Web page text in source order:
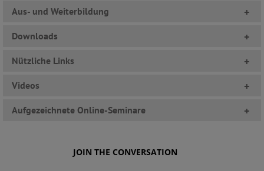
Aus- und Weiterbildung +
Downloads +
Nützliche Links +
Videos +
Aufgezeichnete Online-Seminare +
JOIN THE CONVERSATION